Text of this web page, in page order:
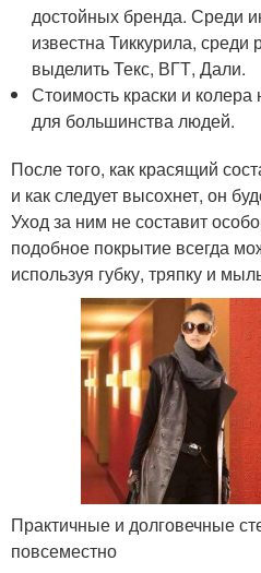
достойных бренда. Среди
известна Тиккурила, среди
выделить Текс, ВГТ, Дали.
Стоимость краски и
для большинства людей.
После того, как красящий
и как следует высохнет, он
Уход за ним не составит
подобное покрытие всегда
используя губку, тряпку и
Практичные и долговечные
повсеместно